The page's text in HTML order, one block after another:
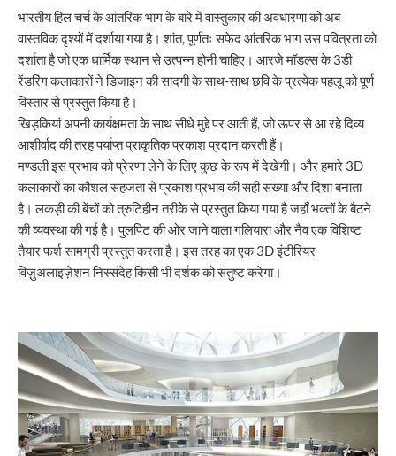
भारतीय हिल चर्च के आंतरिक भाग के बारे में वास्तुकार की अवधारणा को अब
वास्तविक दृश्यों में दर्शाया गया है। शांत, पूर्णतः सफेद आंतरिक भाग उस पवित्रता को
दर्शाता है जो एक धार्मिक स्थान से उत्पन्न होनी चाहिए। आरजे मॉडल्स के 3डी
रेंडरिंग कलाकारों ने डिजाइन की सादगी के साथ-साथ छवि के प्रत्येक पहलू को पूर्ण
विस्तार से प्रस्तुत किया है।
खिड़कियां अपनी कार्यक्षमता के साथ सीधे मुद्दे पर आती हैं, जो ऊपर से आ रहे दिव्य
आशीर्वाद की तरह पर्याप्त प्राकृतिक प्रकाश प्रदान करती हैं।
मण्डली इस प्रभाव को प्रेरणा लेने के लिए कुछ के रूप में देखेगी। और हमारे 3D
कलाकारों का कौशल सहजता से प्रकाश प्रभाव की सही संख्या और दिशा बनाता
है। लकड़ी की बेंचों को त्रुटिहीन तरीके से प्रस्तुत किया गया है जहाँ भक्तों के बैठने
की व्यवस्था की गई है। पुलपिट की ओर जाने वाला गलियारा और नैव एक विशिष्ट
तैयार फर्श सामग्री प्रस्तुत करता है। इस तरह का एक 3D इंटीरियर
विज़ुअलाइज़ेशन निस्संदेह किसी भी दर्शक को संतुष्ट करेगा।